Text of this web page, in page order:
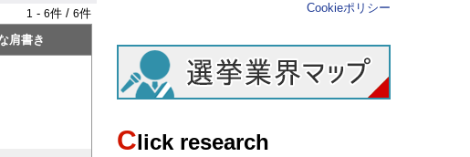
1 - 6件 / 6件
肩書き
Cookieポリシー
Click research